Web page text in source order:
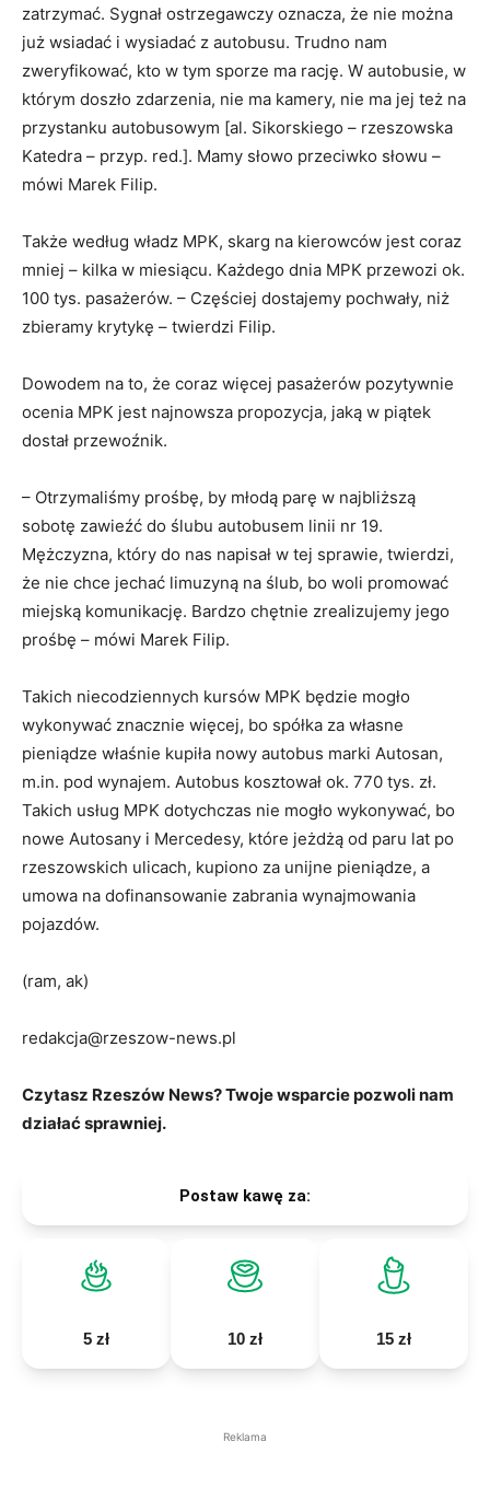
zatrzymać. Sygnał ostrzegawczy oznacza, że nie można
już wsiadać i wysiadać z autobusu. Trudno nam
zweryfikować, kto w tym sporze ma rację. W autobusie, w
którym doszło zdarzenia, nie ma kamery, nie ma jej też na
przystanku autobusowym [al. Sikorskiego – rzeszowska
Katedra – przyp. red.]. Mamy słowo przeciwko słowu –
mówi Marek Filip.
Także według władz MPK, skarg na kierowców jest coraz
mniej – kilka w miesiącu. Każdego dnia MPK przewozi ok.
100 tys. pasażerów. – Częściej dostajemy pochwały, niż
zbieramy krytykę – twierdzi Filip.
Dowodem na to, że coraz więcej pasażerów pozytywnie
ocenia MPK jest najnowsza propozycja, jaką w piątek
dostał przewoźnik.
– Otrzymaliśmy prośbę, by młodą parę w najbliższą
sobotę zawieźć do ślubu autobusem linii nr 19.
Mężczyzna, który do nas napisał w tej sprawie, twierdzi,
że nie chce jechać limuzyną na ślub, bo woli promować
miejską komunikację. Bardzo chętnie zrealizujemy jego
prośbę – mówi Marek Filip.
Takich niecodziennych kursów MPK będzie mogło
wykonywać znacznie więcej, bo spółka za własne
pieniądze właśnie kupiła nowy autobus marki Autosan,
m.in. pod wynajem. Autobus kosztował ok. 770 tys. zł.
Takich usług MPK dotychczas nie mogło wykonywać, bo
nowe Autosany i Mercedesy, które jeżdżą od paru lat po
rzeszowskich ulicach, kupiono za unijne pieniądze, a
umowa na dofinansowanie zabrania wynajmowania
pojazdów.
(ram, ak)
redakcja@rzeszow-news.pl
Czytasz Rzeszów News? Twoje wsparcie pozwoli nam
działać sprawniej.
Postaw kawę za:
5 zł 10 zł 15 zł
Reklama